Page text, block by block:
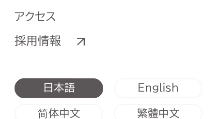
アクセス
採用情報
日本語 English
简体中文 繁體中文